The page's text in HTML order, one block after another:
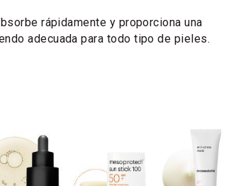
rápidamente y proporciona una
adecuada para todo tipo de pieles.